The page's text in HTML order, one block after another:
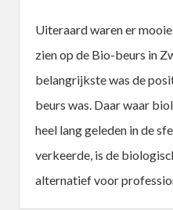
Uiteraard waren er
zien op de Bio-beurs in
belangrijkste was de
beurs was. Daar waar
heel lang geleden in de
verkeerde, is de
alternatief voor